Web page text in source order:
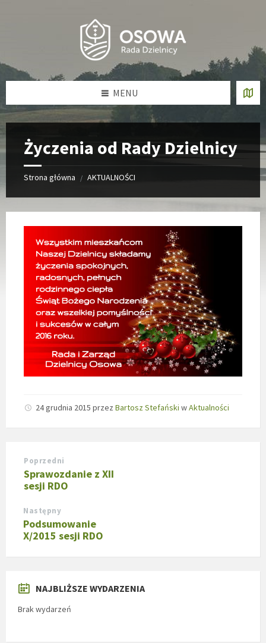
MENU
Życzenia od Rady Dzielnicy
Strona główna / AKTUALNOŚCI
24 grudnia 2015 przez Bartosz Stefański wAktualności
Poprzedni
Sprawozdanie z XII
sesji RDO
Następny
Podsumowanie
X/2015 sesji RDO
NAJBLIŻSZE WYDARZENIA
Brak wydarzeń